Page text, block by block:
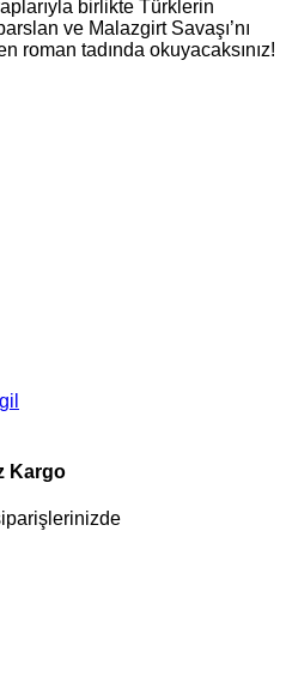
birlikte Türklerin
ve Malazgirt Savaşı’nı
roman tadında okuyacaksınız!
Kargo